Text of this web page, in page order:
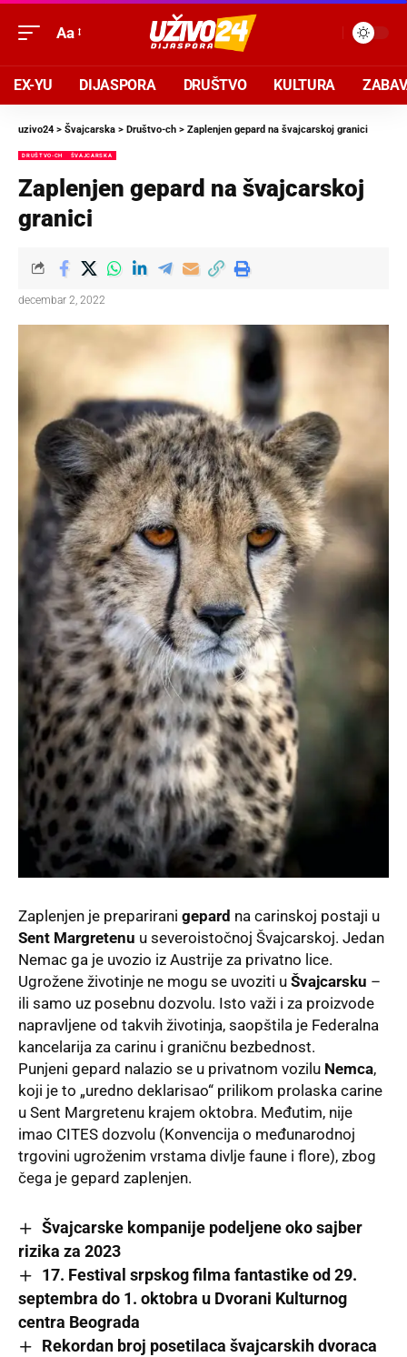
Aa
EX-YU DIJASPORA DRUŠTVO KULTURA
uzivo24 > Švajcarska > Društvo-ch > Zaplenjen gepard na švajcarskoj granici
DRUŠTVO-CH ŠVAJCARSKA
Zaplenjen gepard na švajcarskoj
granici
decembar 2, 2022
Zaplenjen je preparirani gepard na carinskoj postaji u
Sent Margretenu u severoistočnoj Švajcarskoj. Jedan
Nemac ga je uvozio iz Austrije za privatno lice.
Ugrožene životinje ne mogu se uvoziti u Švajcarsku –
ili samo uz posebnu dozvolu. Isto važi i za proizvode
napravljene od takvih životinja, saopštila je Federalna
kancelarija za carinu i graničnu bezbednost.
Punjeni gepard nalazio se u privatnom vozilu Nemca,
koji je to „uredno deklarisao“ prilikom prolaska carine
u Sent Margretenu krajem oktobra. Međutim, nije
imao CITES dozvolu (Konvencija o međunarodnoj
trgovini ugroženim vrstama divlje faune i flore), zbog
čega je gepard zaplenjen.
Švajcarske kompanije podeljene oko sajber
rizika za 2023
17. Festival srpskog filma fantastike od 29.
septembra do 1. oktobra u Dvorani Kulturnog
centra Beograda
Rekordan broj posetilaca švajcarskih dvoraca